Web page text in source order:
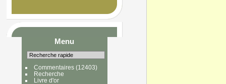
Menu
Commentaires(12403)
Recherche
Livre d'or